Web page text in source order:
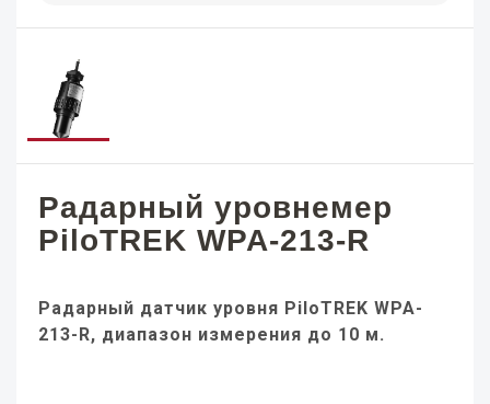
Радарный уровнемер
PiloTREK WPA-213-R
Радарный датчик уровня PiloTREK WPA-
213-R, диапазон измерения до 10 м.